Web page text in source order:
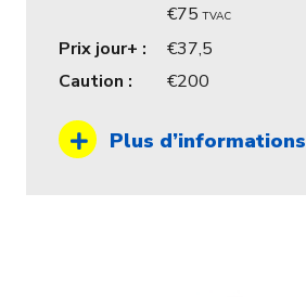
75 TVAC
Prix jour+ :
37,5
Caution :
200
Plus d’informations